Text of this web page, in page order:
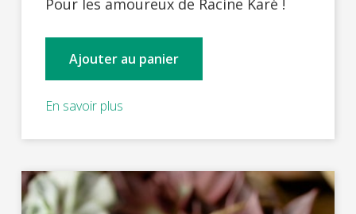
Pour les amoureux de Racine Karé !
Ajouter au panier
En savoir plus